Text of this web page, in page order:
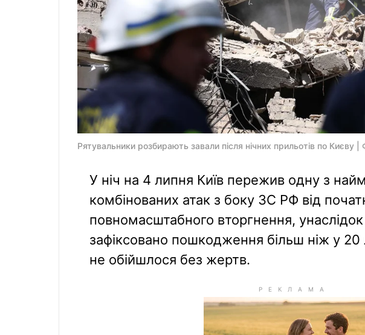
Рятувальники розбирають завали після нічних прильотів по Києву
У ніч на 4 липня Київ пережив одну з
комбінованих атак з боку ЗС РФ від
повномасштабного вторгнення, унаслідок
зафіксовано пошкодження більш ніж у 20
не обійшлося без жертв.